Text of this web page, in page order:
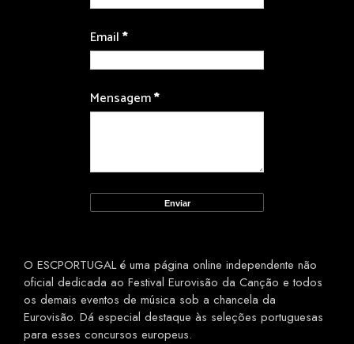
Email*
Mensagem*
O ESCPORTUGAL é uma página online independente não
oficial dedicada ao Festival Eurovisão da Canção e todos
os demais eventos de música sob a chancela da
Eurovisão. Dá especial destaque às seleções portuguesas
para esses concursos europeus.